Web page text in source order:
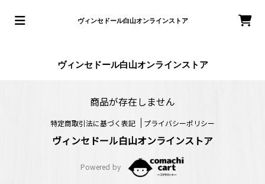
ヴィンセドール白山オンラインストア
ヴィンセドール白山オンラインストア
商品が存在しません
特定商取引法に基づく表記 プライバシーポリシー
ヴィンセドール白山オンラインストア
Powered by